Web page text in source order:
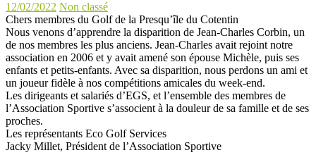
12/02/2022 Non classé
Chers membres du Golf de la Presqu’île du Cotentin
Nous venons d’apprendre la disparition de Jean-Charles Corbin, un
de nos membres les plus anciens. Jean-Charles avait rejoint notre
association en 2006 et y avait amené son épouse Michèle, puis ses
enfants et petits-enfants. Avec sa disparition, nous perdons un ami et
un joueur fidèle à nos compétitions amicales du week-end.
Les dirigeants et salariés d’EGS, et l’ensemble des membres de
l’Association Sportive s’associent à la douleur de sa famille et de ses
proches.
Les représentants Eco Golf Services
Jacky Millet, Président de l’Association Sportive